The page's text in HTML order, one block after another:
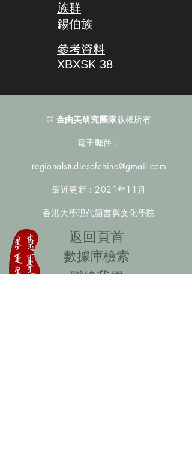
族群
錫伯族
參考資料
XBXSK 38
© 金由美研究團隊版權所有
電子郵件：
regionalstudiesofchina@gmail.com
最近更新：2021年11月
香港大學現代語言與文化學院
​返回頁首
數據庫檢索
聯絡我們